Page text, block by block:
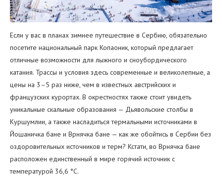
Если у вас в планах зимнее путешествие в Сербию, обязательно
посетите национальный парк Копаоник, который предлагает
отличные возможности для лыжного и сноубордического
катания. Трассы и условия здесь современные и великолепные, а
цены на 3–5 раз ниже, чем в известных австрийских и
французских курортах. В окрестностях также стоит увидеть
уникальные скальные образования — Дьявольские столбы в
Куршумлии, а также насладиться термальными источниками в
Йошаничка бане и Врнячка бане — как же обойтись в Сербии без
оздоровительных источников и терм? Кстати, во Врнячка бане
расположен единственный в мире горячий источник с
температурой 36,6 °C.